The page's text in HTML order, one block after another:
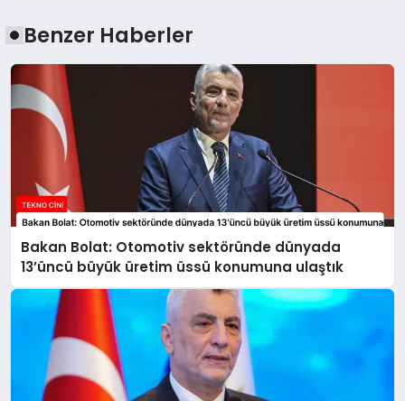
Benzer Haberler
Bakan Bolat: Otomotiv sektöründe dünyada
13’üncü büyük üretim üssü konumuna ulaştık